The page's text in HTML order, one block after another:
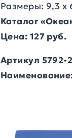
Размеры: 9,3 х
Каталог
Цена: 127 руб.
Артикул 5792-2